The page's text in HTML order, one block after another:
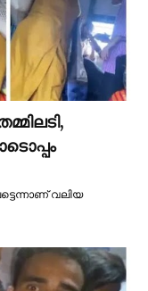
വലിയ